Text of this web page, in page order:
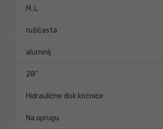
M, L
ružičasta
aluminij
28"
Hidraulične disk kočnice
Na oprugu